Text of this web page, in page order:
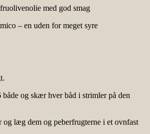
med god smag
– en uden for meget syre
og skær hver båd i strimler på den
læg dem og peberfrugterne i et ovnfast